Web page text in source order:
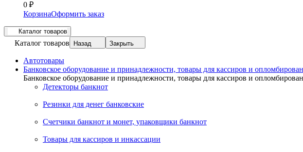
0 ₽
КорзинаОформить заказ
Каталог товаров
Каталог товаров Назад Закрыть
Автотовары
Банковское оборудование и принадлежности, товары для кассиров и
Банковское оборудование и принадлежности, товары для кассиров и
Детекторы банкнот
Резинки для денег банковские
Счетчики банкнот и монет, упаковщики банкнот
Товары для кассиров и инкассации